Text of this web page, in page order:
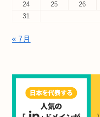
24
25 26
31
« 7月